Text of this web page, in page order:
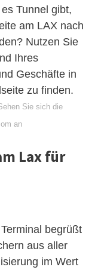
Tunnel gibt,
am LAX nach
Nutzen Sie
Ihres
Geschäfte in
zu finden.
Sie sich die
an
Lax für
begrüßt
aus aller
im Wert